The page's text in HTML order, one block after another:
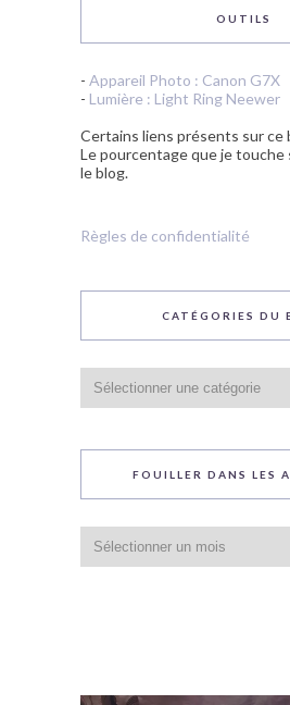
OUTILS
- Appareil Photo : Canon G7X
- Lumière : Light Ring Neewer
Certains liens présents sur ce
Le pourcentage que je touche
le blog.
Règles de confidentialité
CATÉGORIES DU
du
blog
FOUILLER DANS LES
dans
les